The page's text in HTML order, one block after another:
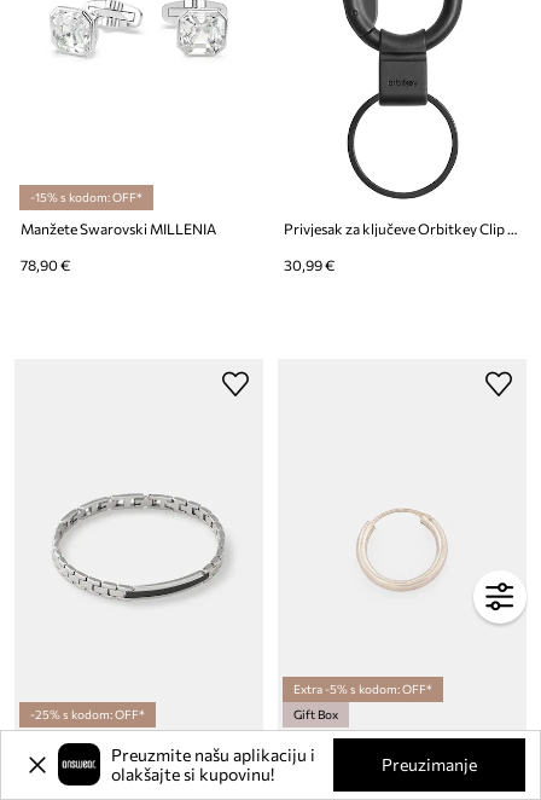
-15% s kodom: OFF*
Manžete Swarovski MILLENIA
78,90 €
Privjesak za ključeve Orbitkey Clip Mini 9,5 cm
30,99 €
-25% s kodom: OFF*
Narukvica Trussardi T-STEEL
68,99 €
Extra -5% s kodom: OFF*
Gift Box
Naušnica Twojeys
Trenutna cijena:
Preuzmite našu aplikaciju i
olakšajte si kupovinu!
Preuzimanje